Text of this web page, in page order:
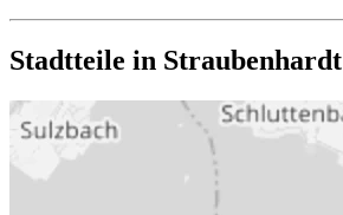
Stadtteile in Straubenhardt